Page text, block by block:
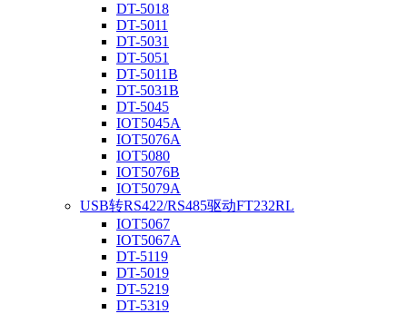
DT-5018
DT-5011
DT-5031
DT-5051
DT-5011B
DT-5031B
DT-5045
IOT5045A
IOT5076A
IOT5080
IOT5076B
IOT5079A
USB转RS422/RS485驱动FT232RL
IOT5067
IOT5067A
DT-5119
DT-5019
DT-5219
DT-5319